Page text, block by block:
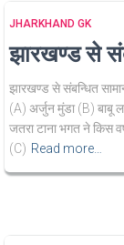
JHARKHAND GK
झारखण्ड से
झारखण्ड से संबन्धित
(A) अर्जुन मुंडा (B) बाबू
जतरा टाना भगत ने किस
(C) Read more…